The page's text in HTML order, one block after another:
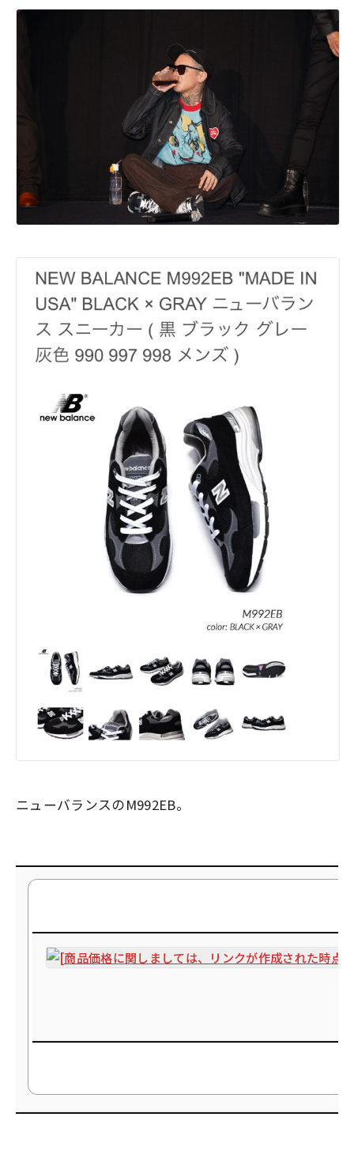
ニューバランスのM992EB。